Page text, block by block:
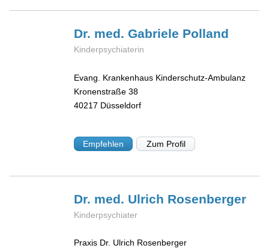
Dr. med. Gabriele Polland
Kinderpsychiaterin
Evang. Krankenhaus Kinderschutz-Ambulanz
Kronenstraße 38
40217 Düsseldorf
Empfehlen Zum Profil
Dr. med. Ulrich Rosenberger
Kinderpsychiater
Praxis Dr. Ulrich Rosenberger